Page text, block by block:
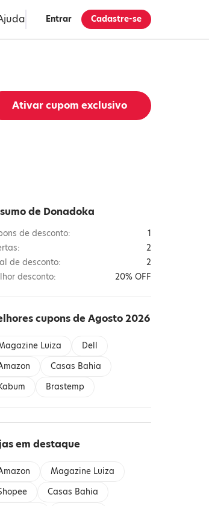
Entrar Cadastre-se
Ativar cupom exclusivo
de Donadoka
de desconto:
1
2
de desconto:
2
desconto:
20% OFF
cupons de Agosto 2026
Luiza
Dell
Casas Bahia
Brastemp
em destaque
Magazine Luiza
Casas Bahia